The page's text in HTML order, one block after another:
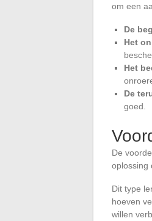
om een
De
Het
Het
De
goed.
De
oplossing
Dit type
hoeven
willen